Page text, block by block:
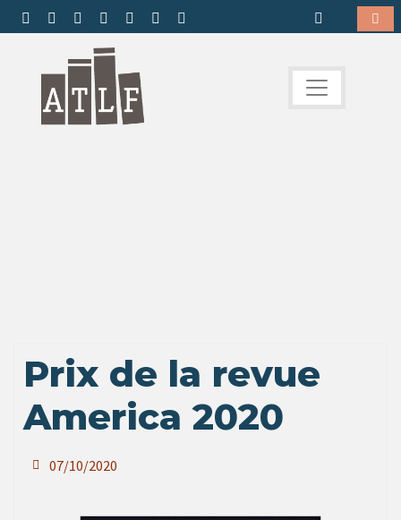
Prix de la revue
America 2020
07/10/2020